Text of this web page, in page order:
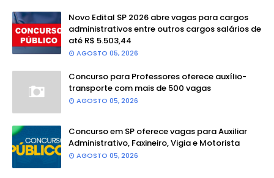
Novo Edital SP 2026 abre vagas para cargos
administrativos entre outros cargos salários de
até R$ 5.503,44
AGOSTO 05, 2026
Concurso para Professores oferece auxílio-
transporte com mais de 500 vagas
AGOSTO 05, 2026
Concurso em SP oferece vagas para Auxiliar
Administrativo, Faxineiro, Vigia e Motorista
AGOSTO 05, 2026